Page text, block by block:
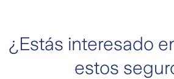
¿Estás interesado
estos